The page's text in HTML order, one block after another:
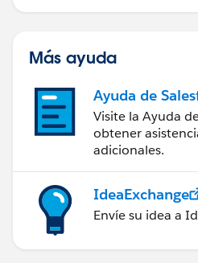
Más ayuda
Ayuda de
Visite la Ayuda
obtener
adicionales.
IdeaExchange
Envíe su idea a